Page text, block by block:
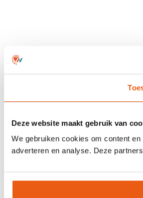
Deze website maakt gebruik van
We gebruiken cookies om content
adverteren en analyse. Deze